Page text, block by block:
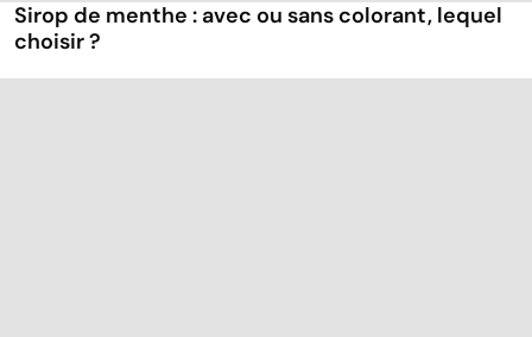
Sirop de menthe : avec ou sans colorant, lequel
choisir ?